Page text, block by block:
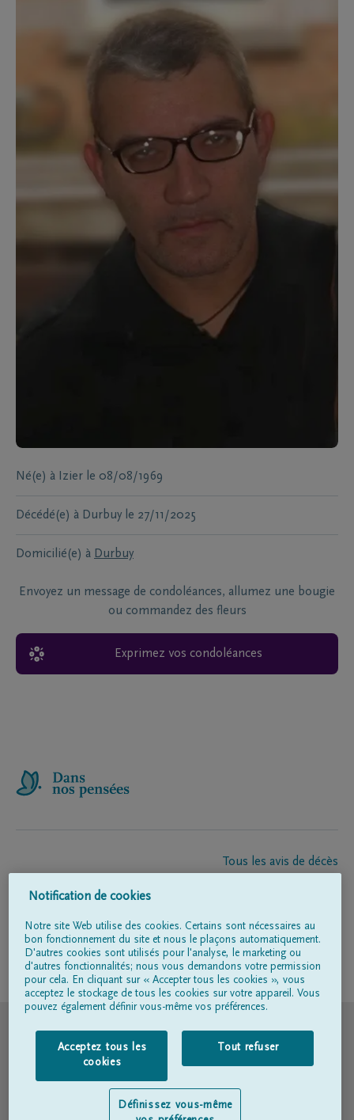
Né(e) à Izier le 08/08/1969
Décédé(e) à Durbuy le 27/11/2025
Domicilié(e) à Durbuy
Envoyez un message de condoléances, allumez une bougie
ou commandez des fleurs
Exprimez vos condoléances
Tous les avis de décès
Entrepreneur de pompes funèbres
Suivez-nous sur
Conditions d'utilisation
Déclaration relative à la vie privée
Notification de cookies
Notre site Web utilise des cookies. Certains sont nécessaires au
bon fonctionnement du site et nous le plaçons automatiquement.
D'autres cookies sont utilisés pour l'analyse, le marketing ou
d'autres fonctionnalités; nous vous demandons votre permission
pour cela. En cliquant sur « Accepter tous les cookies », vous
acceptez le stockage de tous les cookies sur votre appareil. Vous
pouvez également définir vous-même vos préférences.
Acceptez tous les
cookies
Tout refuser
Définissez vous-même